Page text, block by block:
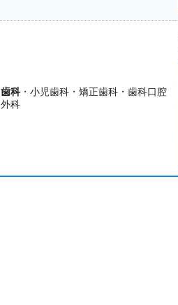
歯科・小児歯科・矯正歯科・歯科口腔
外科